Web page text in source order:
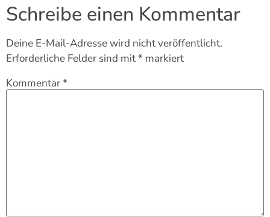
Schreibe einen Kommentar
Deine E-Mail-Adresse wird nicht veröffentlicht.
Erforderliche Felder sind mit* markiert
Kommentar*